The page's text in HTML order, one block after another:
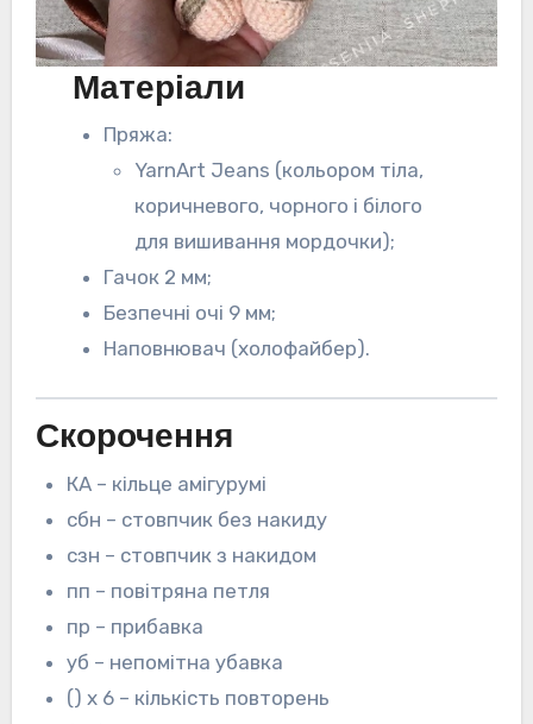
Матеріали
Пряжа:
YarnArt Jeans (кольором тіла,
коричневого, чорного і білого
для вишивання мордочки);
Гачок 2 мм;
Безпечні очі 9 мм;
Наповнювач (холофайбер).
Скорочення
КА – кільце амігурумі
сбн – стовпчик без накиду
сзн – стовпчик з накидом
пп – повітряна петля
пр – прибавка
уб – непомітна убавка
() х 6 – кількість повторень